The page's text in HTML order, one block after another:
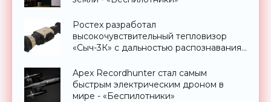
Ростех разработал
высокочувствительный тепловизор
«Сыч-3К» с дальностью распознавания
Apex Recordhunter стал самым
быстрым электрическим дроном в
мире - «Беспилотники»